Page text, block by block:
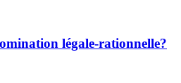
légale-rationnelle?